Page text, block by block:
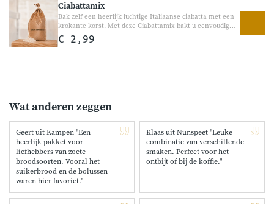
Ciabattamix
Bak zelf een heerlijk luchtige Italiaanse ciabatta met een
krokante korst. Met deze Ciabattamix bakt u eenvoudig
een smaakvolle Italiaanse ciabatta met een luchtige
structuur en een knapperige korst. Heerlijk bij soep, tapas,
€ 2,99
Wat anderen zeggen
Geert uit Kampen "Een
heerlijk pakket voor
liefhebbers van zoete
broodsoorten. Vooral het
suikerbrood en de bolussen
waren hier favoriet."
Klaas uit Nunspeet "Leuke
combinatie van verschillende
smaken. Perfect voor het
ontbijt of bij de koffie."